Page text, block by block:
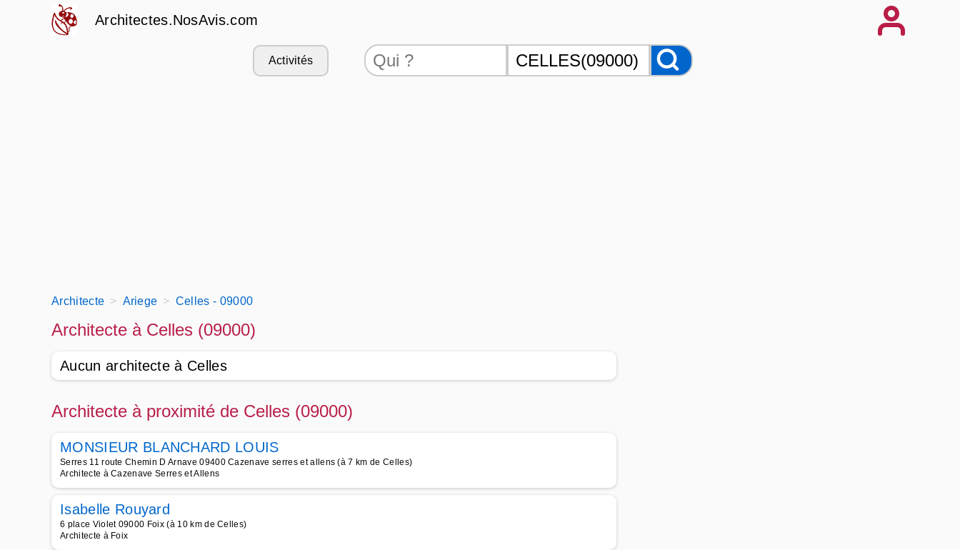
Architectes.NosAvis.com
Activités
Architecte Ariege Celles - 09000
Architecte à Celles (09000)
Aucun architecte à Celles
Architecte à proximité de Celles (09000)
MONSIEUR BLANCHARD LOUIS
Serres 11 route Chemin D Arnave 09400 Cazenave serres et allens (à 7 km de Celles)
Architecte à Cazenave Serres et Allens
Isabelle Rouyard
6 place Violet 09000 Foix (à 10 km de Celles)
Architecte à Foix